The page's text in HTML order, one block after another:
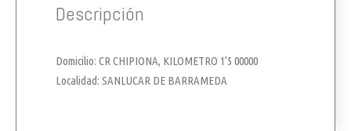
Descripción
Domicilio: CR CHIPIONA, KILOMETRO 1’5 00000
Localidad: SANLUCAR DE BARRAMEDA